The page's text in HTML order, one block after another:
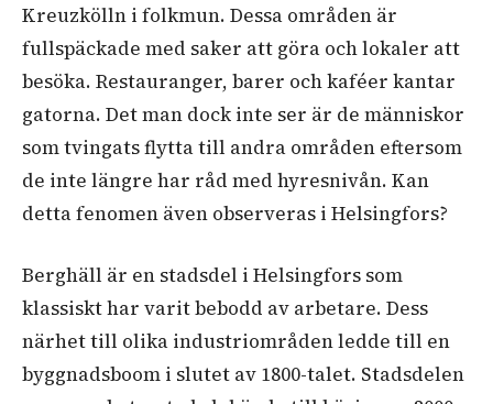
Kreuzkölln i folkmun. Dessa områden är
fullspäckade med saker att göra och lokaler att
besöka. Restauranger, barer och kaféer kantar
gatorna. Det man dock inte ser är de människor
som tvingats flytta till andra områden eftersom
de inte längre har råd med hyresnivån. Kan
detta fenomen även observeras i Helsingfors?
Berghäll är en stadsdel i Helsingfors som
klassiskt har varit bebodd av arbetare. Dess
närhet till olika industriområden ledde till en
byggnadsboom i slutet av 1800-talet. Stadsdelen